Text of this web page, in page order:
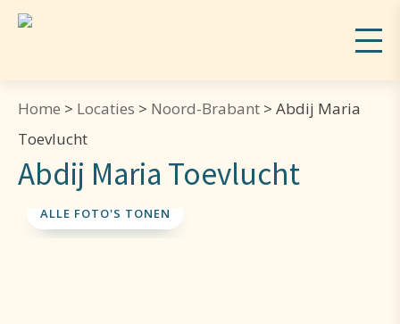
Home > Locaties > Noord-Brabant > Abdij Maria
Toevlucht
Abdij Maria Toevlucht
ALLE FOTO'S TONEN